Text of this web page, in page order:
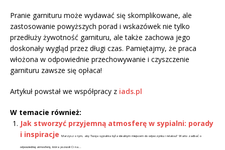
Pranie garnituru może wydawać się skomplikowane, ale
zastosowanie powyższych porad i wskazówek nie tylko
przedłuży żywotność garnituru, ale także zachowa jego
doskonały wygląd przez długi czas. Pamiętajmy, że praca
włożona w odpowiednie przechowywanie i czyszczenie
garnituru zawsze się opłaca!
Artykuł powstał we współpracy z iads.pl
W temacie również:
Jak stworzyć przyjemną atmosferę w sypialni: porady
i inspiracje
Marzysz o tym, aby Twoja sypialnia była idealnym miejscem do odpoczynku i relaksu? Warto zadbać o
odpowiednią atmosferę, która pozwoli Ci na...